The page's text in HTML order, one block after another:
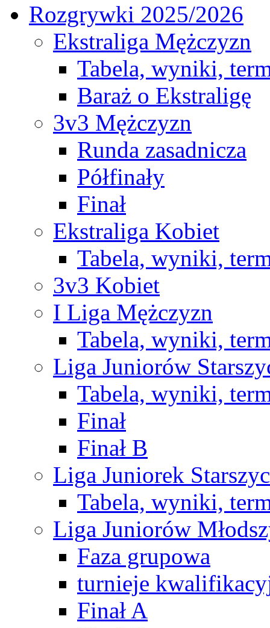
Rozgrywki 2025/2026
Ekstraliga Mężczyzn
Tabela, wyniki,
Baraż o Ekstraligę
3v3 Mężczyzn
Runda zasadnicza
Półfinały
Finał
Ekstraliga Kobiet
Tabela, wyniki,
3v3 Kobiet
I Liga Mężczyzn
Tabela, wyniki,
Liga Juniorów
Tabela, wyniki,
Finał
Finał B
Liga Juniorek
Tabela, wyniki,
Liga Juniorów
Faza grupowa
turnieje
Finał A